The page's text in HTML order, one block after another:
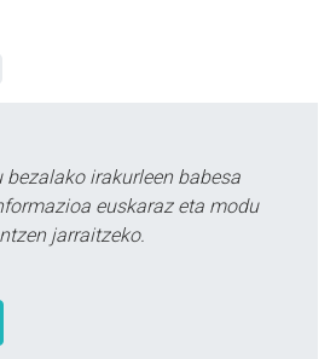
irakurleen babesa
euskaraz eta modu
jarraitzeko.